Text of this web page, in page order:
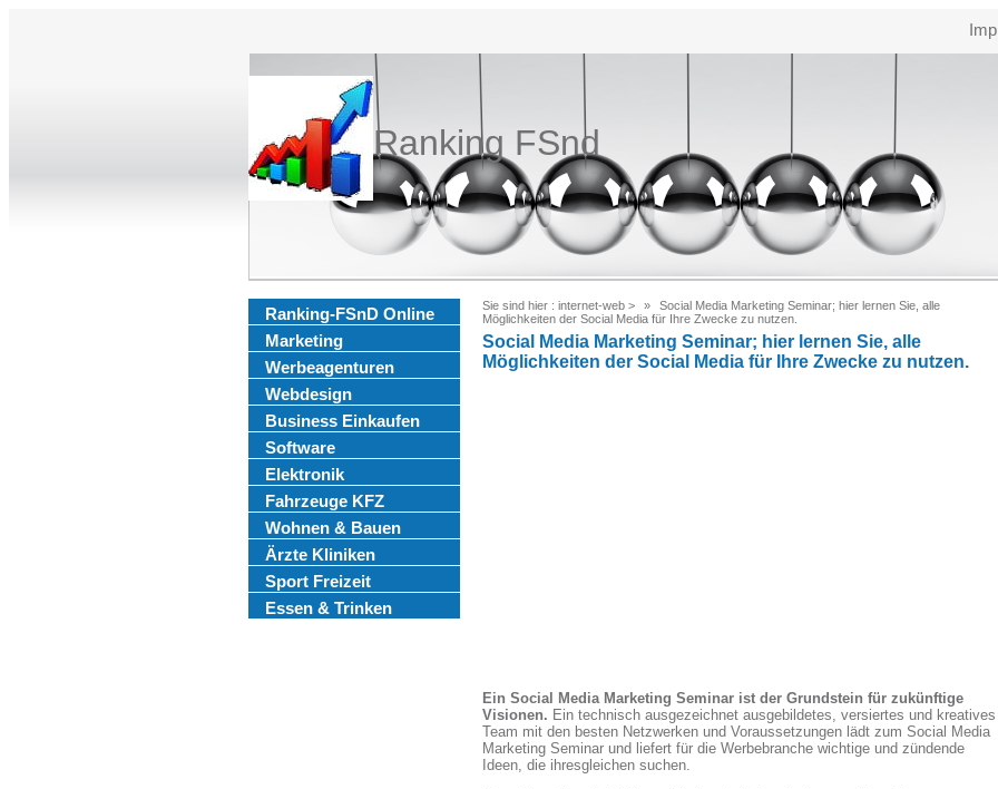
Ranking FSnd
Ranking-FSnD Online
Marketing
Werbeagenturen
Webdesign
Business Einkaufen
Software
Elektronik
Fahrzeuge KFZ
Wohnen & Bauen
Ärzte Kliniken
Sport Freizeit
Essen & Trinken
Sie sind hier : internet-web >
Social Media Marketing Seminar; hier lernen Sie, alle
Möglichkeiten der Social Media für Ihre Zwecke zu nutzen.
Social Media Marketing Seminar; hier lernen Sie, alle
Möglichkeiten der Social Media für Ihre Zwecke zu nutzen.
Ein Social Media Marketing Seminar ist der Grundstein für zukünftige
Visionen. Ein technisch ausgezeichnet ausgebildetes, versiertes und kreatives
Team mit den besten Netzwerken und Voraussetzungen lädt zum Social Media
Marketing Seminar und liefert für die Werbebranche wichtige und zündende
Ideen, die ihresgleichen suchen.